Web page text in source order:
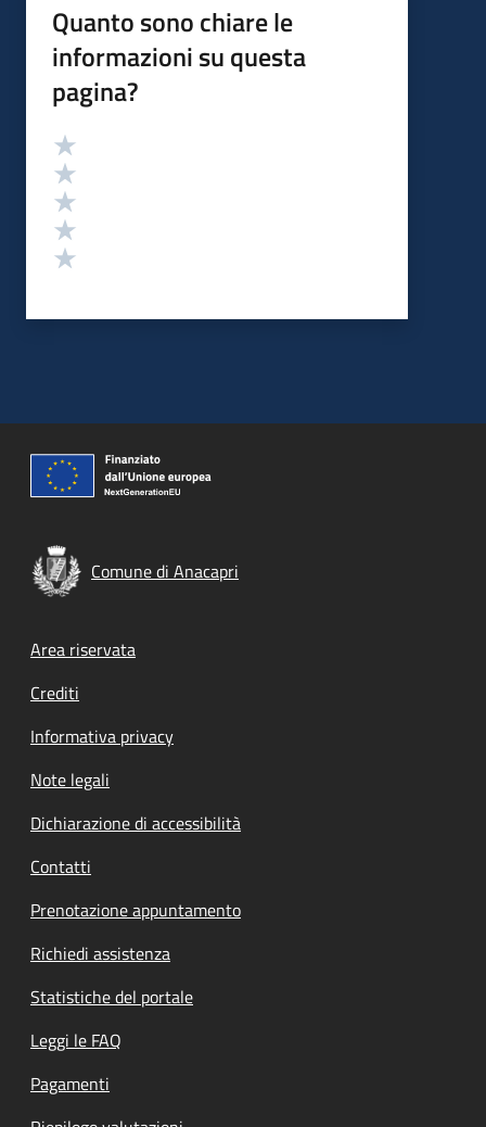
Quanto sono chiare le
informazioni su questa
pagina?
Valutazione
Comune di Anacapri
Footer menu
Area riservata
Crediti
Informativa privacy
Note legali
Dichiarazione di accessibilità
Contatti
Prenotazione appuntamento
Richiedi assistenza
Statistiche del portale
Leggi le FAQ
Pagamenti